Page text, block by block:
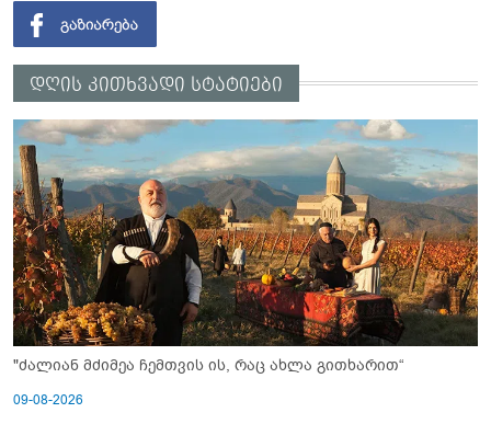
დღის კითხვადი სტატიები
"ძალიან მძიმეა ჩემთვის ის, რაც ახლა გითხარით“
09-08-2026